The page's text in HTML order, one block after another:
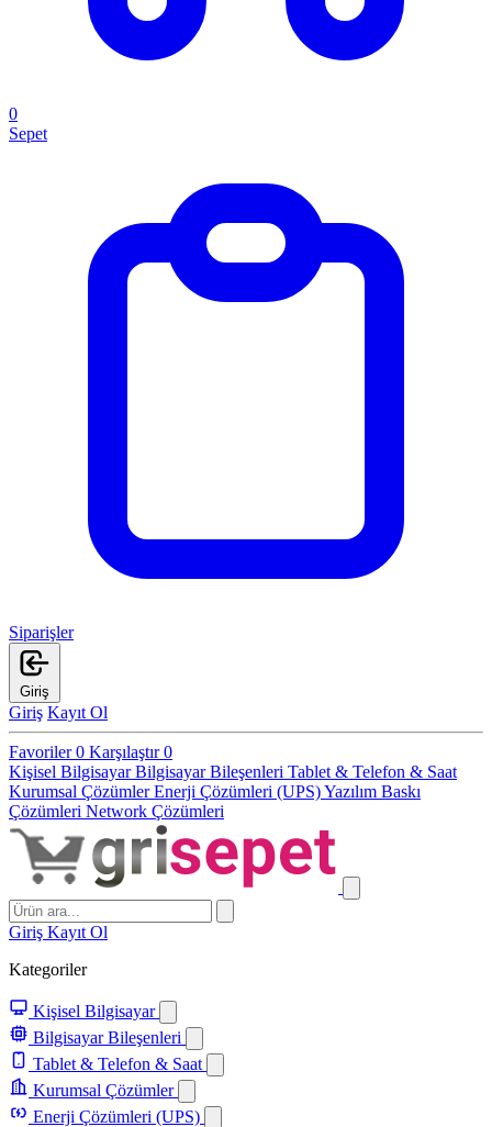
0
Sepet
Siparişler
Giriş
Giriş Kayıt Ol
Favoriler0 Karşılaştır0
Kişisel BilgisayarBilgisayar Bileşenleri Tablet & Telefon & Saat
Kurumsal ÇözümlerEnerji Çözümleri (UPS)Yazılım Baskı
Çözümleri Network Çözümleri
Giriş Kayıt Ol
Kategoriler
Kişisel Bilgisayar
Bilgisayar Bileşenleri
Tablet & Telefon & Saat
Kurumsal Çözümler
Enerji Çözümleri (UPS)